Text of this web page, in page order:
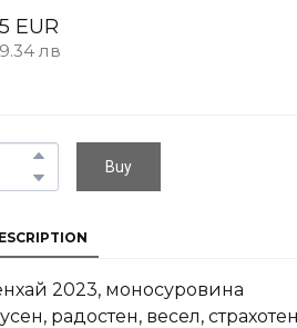
EUR
лв
Buy
2023, моносуровина
радостен, весел,